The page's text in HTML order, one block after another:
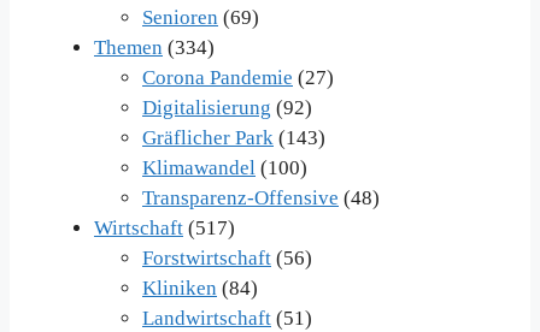
Senioren (69)
Themen (334)
Corona Pandemie (27)
Digitalisierung (92)
Gräflicher Park (143)
Klimawandel (100)
Transparenz-Offensive (48)
Wirtschaft (517)
Forstwirtschaft (56)
Kliniken (84)
Landwirtschaft (51)